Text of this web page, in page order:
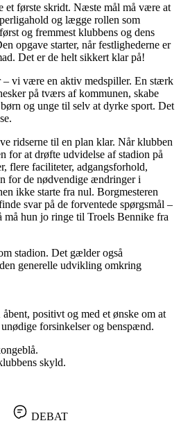
første skridt. Næste mål må være at
og lægge rollen som
og fremmest klubbens og dens
opgave starter, når festlighederne er
Det er de helt sikkert klar på!
– vi være en aktiv medspiller. En stærk
på tværs af kommunen, skabe
og unge til selv at dyrke sport. Det
ridserne til en plan klar. Når klubben
for at drøfte udvidelse af stadion på
flere faciliteter, adgangsforhold,
for de nødvendige ændringer i
ikke starte fra nul. Borgmesteren
svar på de forventede spørgsmål –
må hun jo ringe til Troels Bennike fra
stadion. Det gælder også
generelle udvikling omkring
positivt og med et ønske om at
forsinkelser og benspænd.
skyld.
DEBAT